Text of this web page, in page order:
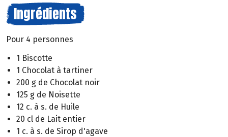
Ingrédients
Pour 4 personnes
1 Biscotte
1 Chocolat à tartiner
200 g de Chocolat noir
125 g de Noisette
12 c. à s. de Huile
20 cl de Lait entier
1 c. à s. de Sirop d'agave